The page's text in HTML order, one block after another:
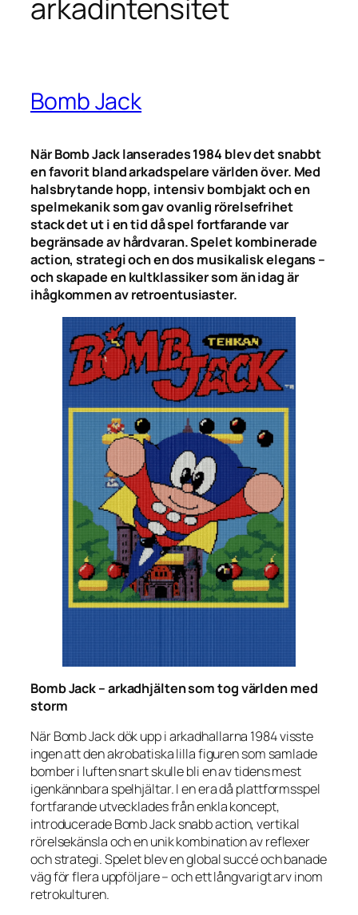
arkadintensitet
Bomb Jack
När Bomb Jack lanserades 1984 blev det snabbt
en favorit bland arkadspelare världen över. Med
halsbrytande hopp, intensiv bombjakt och en
spelmekanik som gav ovanlig rörelsefrihet
stack det ut i en tid då spel fortfarande var
begränsade av hårdvaran. Spelet kombinerade
action, strategi och en dos musikalisk elegans –
och skapade en kultklassiker som än idag är
ihågkommen av retroentusiaster.
Bomb Jack – arkadhjälten som tog världen med
storm
NärBomb Jackdök upp i arkadhallarna 1984 visste
ingen att den akrobatiska lilla figuren som samlade
bomber i luften snart skulle bli en av tidens mest
igenkännbara spelhjältar. I en era då plattformsspel
fortfarande utvecklades från enkla koncept,
introduceradeBomb Jacksnabb action, vertikal
rörelsekänsla och en unik kombination av reflexer
och strategi. Spelet blev en global succé och banade
väg för flera uppföljare – och ett långvarigt arv inom
retrokulturen.